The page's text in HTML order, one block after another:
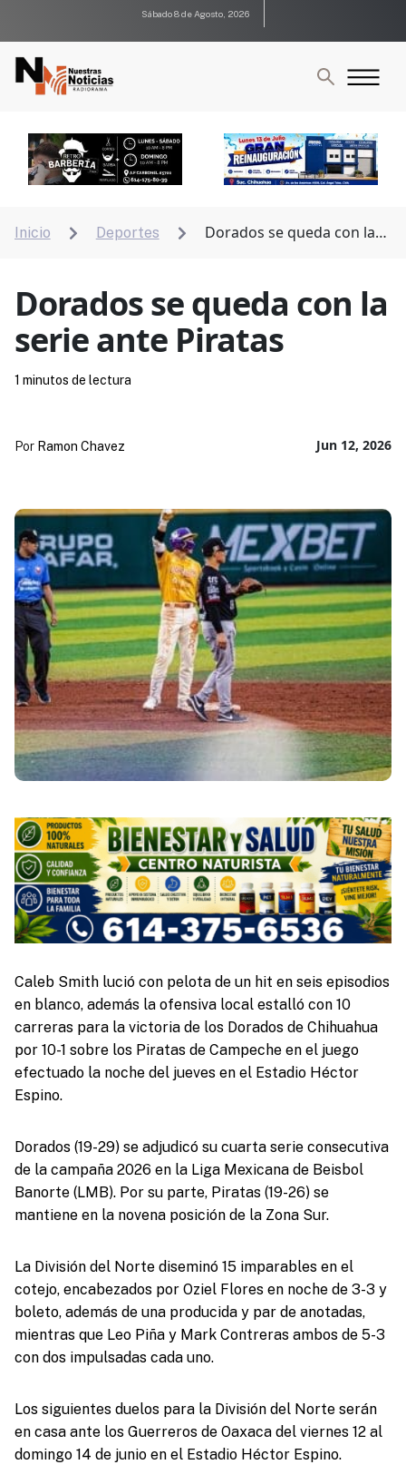
Sábado 8 de Agosto, 2026
Inicio  Deportes 
Dorados se queda con la
Dorados se queda con la
serie ante Piratas
Jun 12, 2026
Por Ramon Chavez
1 minutos de lectura
Caleb Smith lució con pelota de un hit en seis episodios
en blanco, además la ofensiva local estalló con 10
carreras para la victoria de los Dorados de Chihuahua
por 10-1 sobre los Piratas de Campeche en el juego
efectuado la noche del jueves en el Estadio Héctor
Espino.
Dorados (19-29) se adjudicó su cuarta serie consecutiva
de la campaña 2026 en la Liga Mexicana de Beisbol
Banorte (LMB). Por su parte, Piratas (19-26) se
mantiene en la novena posición de la Zona Sur.
La División del Norte diseminó 15 imparables en el
cotejo, encabezados por Oziel Flores en noche de 3-3 y
boleto, además de una producida y par de anotadas,
mientras que Leo Piña y Mark Contreras ambos de 5-3
con dos impulsadas cada uno.
Los siguientes duelos para la División del Norte serán
en casa ante los Guerreros de Oaxaca del viernes 12 al
domingo 14 de junio en el Estadio Héctor Espino.